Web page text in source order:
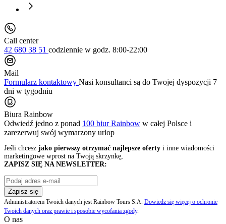
Call center
42 680 38 51 codziennie w godz. 8:00-22:00
Mail
Formularz kontaktowy Nasi konsultanci są do Twojej dyspozycji 7
dni w tygodniu
Biura Rainbow
Odwiedź jedno z ponad 100 biur Rainbow w całej Polsce i
zarezerwuj swój wymarzony urlop
Jeśli chcesz jako pierwszy otrzymać najlepsze oferty i inne wiadomości
marketingowe wprost na Twoją skrzynkę,
ZAPISZ SIĘ NA NEWSLETTER:
Zapisz się
Administratorem Twoich danych jest Rainbow Tours S.A. Dowiedz się więcej o ochronie
Twoich danych oraz prawie i sposobie wycofania zgody.
O nas